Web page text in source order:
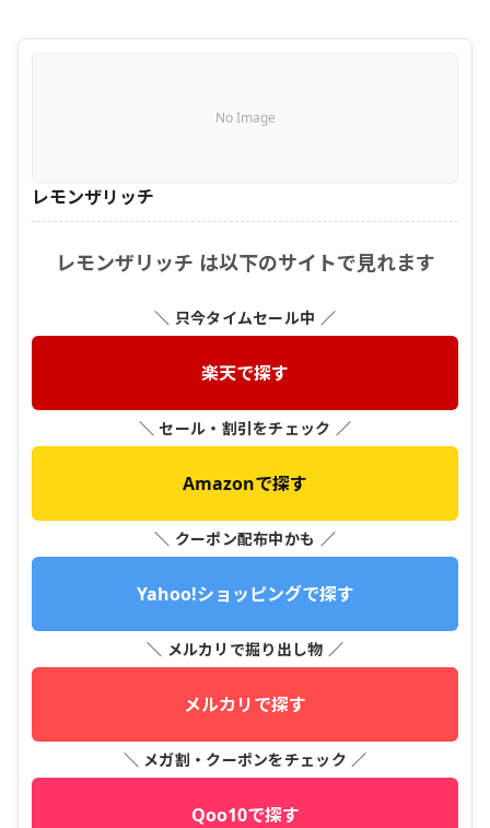
No Image
レモンザリッチ
レモンザリッチ は以下のサイトで見れます
＼ 只今タイムセール中 ／
楽天で探す
＼ セール・割引をチェック ／
Amazonで探す
＼ クーポン配布中かも ／
Yahoo!ショッピングで探す
＼ メルカリで掘り出し物 ／
メルカリで探す
＼ メガ割・クーポンをチェック ／
Qoo10で探す